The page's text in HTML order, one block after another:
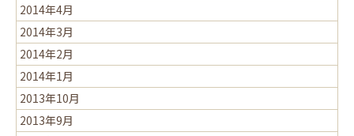
2014年4月
2014年3月
2014年2月
2014年1月
2013年10月
2013年9月